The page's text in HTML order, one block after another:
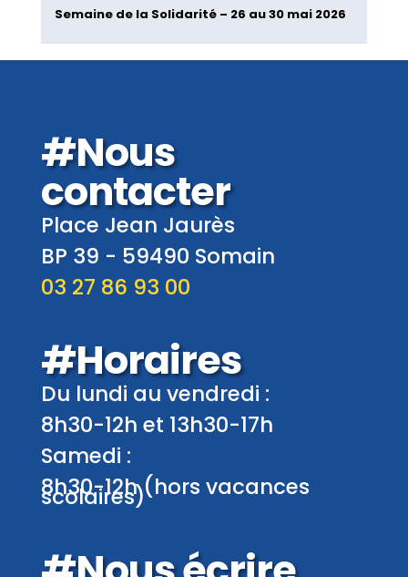
Semaine de la Solidarité – 26 au 30 mai 2026
#Nous
contacter
Place Jean Jaurès
BP 39 - 59490 Somain
03 27 86 93 00
#Horaires
Du lundi au vendredi :
8h30-12h et 13h30-17h
Samedi :
8h30-12h (hors vacances
scolaires)